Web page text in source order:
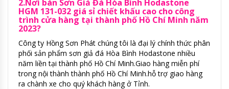
2.Nơi bán Sơn Giả Đá Hòa Bình Hodastone
HGM 131-032 giá sỉ chiết khấu cao cho công
trình cửa hàng tại thành phố Hồ Chí Minh năm
2023?
Công ty Hồng Sơn Phát chúng tôi là đại lý chính thức phân
phối sản phẩm sơn giả đá Hòa Bình Hodastone nhiều
năm liền tại thành phố Hồ Chí Minh.Giao hàng miễn phí
trong nội thành thành phố Hồ Chí Minh.hỗ trợ giao hàng
ra chành xe cho quý khách hàng ở Tỉnh.